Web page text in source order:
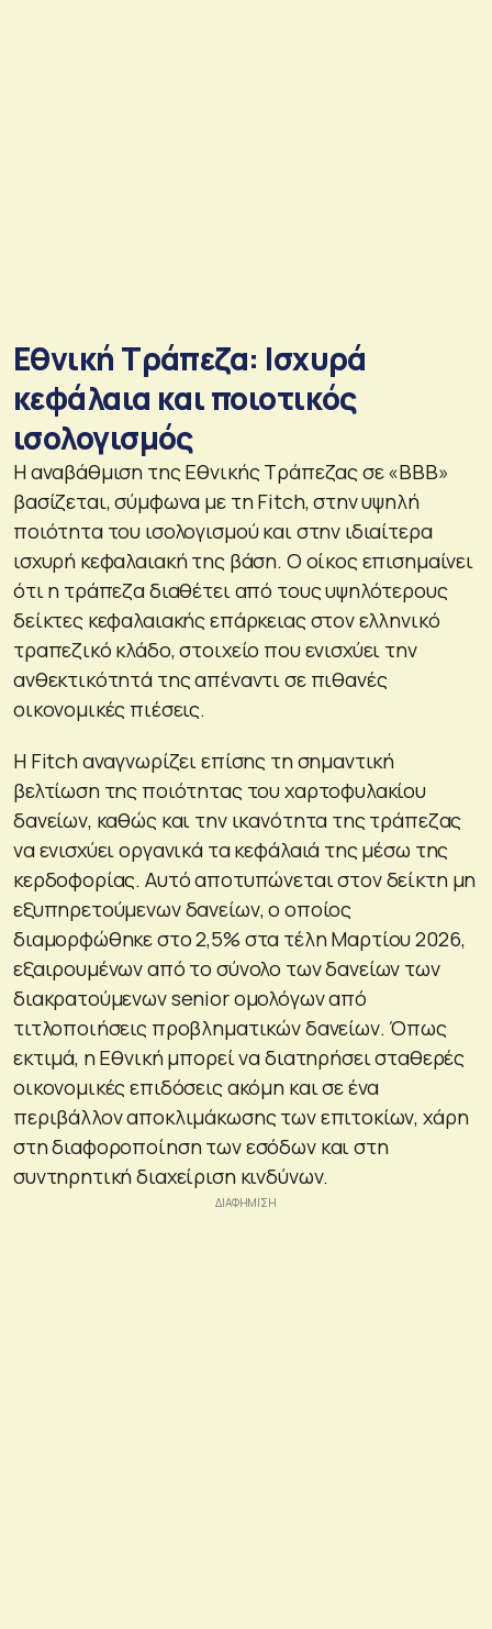
Εθνική Τράπεζα: Ισχυρά
κεφάλαια και ποιοτικός
ισολογισμός
Η αναβάθμιση της Εθνικής Τράπεζας σε «BBB»
βασίζεται, σύμφωνα με τη Fitch, στην υψηλή
ποιότητα του ισολογισμού και στην ιδιαίτερα
ισχυρή κεφαλαιακή της βάση. Ο οίκος επισημαίνει
ότι η τράπεζα διαθέτει από τους υψηλότερους
δείκτες κεφαλαιακής επάρκειας στον ελληνικό
τραπεζικό κλάδο, στοιχείο που ενισχύει την
ανθεκτικότητά της απέναντι σε πιθανές
οικονομικές πιέσεις.
Η Fitch αναγνωρίζει επίσης τη σημαντική
βελτίωση της ποιότητας του χαρτοφυλακίου
δανείων, καθώς και την ικανότητα της τράπεζας
να ενισχύει οργανικά τα κεφάλαιά της μέσω της
κερδοφορίας. Αυτό αποτυπώνεται στον δείκτη μη
εξυπηρετούμενων δανείων, ο οποίος
διαμορφώθηκε στο 2,5% στα τέλη Μαρτίου 2026,
εξαιρουμένων από το σύνολο των δανείων των
διακρατούμενων senior ομολόγων από
τιτλοποιήσεις προβληματικών δανείων. Όπως
εκτιμά, η Εθνική μπορεί να διατηρήσει σταθερές
οικονομικές επιδόσεις ακόμη και σε ένα
περιβάλλον αποκλιμάκωσης των επιτοκίων, χάρη
στη διαφοροποίηση των εσόδων και στη
συντηρητική διαχείριση κινδύνων.